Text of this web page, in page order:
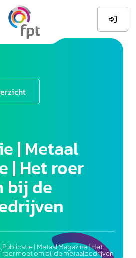

| Metaal
| Het roer
bij de
Publicatie | Metaal Magazine | Het
roer moet om bij de metaalbedrijven